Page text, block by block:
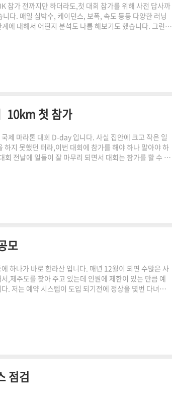
참가 전까지만 하더라도,첫 대회 참가를 위해 사전 답사까
다. 매일 심박수, 케이던스, 보폭, 속도 등등 다양한 러닝
에 대해서 어떤지 분석도 나름 해보기도 했습니다. 그런데
빨리 달리기 위해서 그런건지... 등등 첫 대회 참가 이후
러닝화를 사고 달리기 시작한건 2년 전 쯤인 것으로 기억
넘어가면서 이젠 진짜..
10km 첫 참가
제 마라톤 대회 D-day 입니다. 사실 집안에 크고 작은 일
하지 못했던 터라,이번 대회에 참가를 해야 하나 말아야 하
회 전날에 일들이 잘 마무리 되면서 대회는 참가를 할 수 있
도의 인원이 참가를 하는 대회였고 운동장 주변에 주차할
니다. 대회장안은 주차 공간이 없을 듯 해서 바로 앞에 있
질트레일 행사도 어제부..
모
하나가 바로 한라산 입니다. 매년 12월이 되면 수많은 사
,제주도를 찾아 주고 있는데 인원에 제한이 있는 만큼 예
. 저는 예약 시스템이 도입 되기전에 정상을 몇번 다녀와
는 것을 추천 드립니다. 최근 제주도에서 겨울 관광 활성
자 합니다. 제주도 한라산 설경버스 운행 및 명칭 공모합
도모를 위한 한라산 설경 버스 운행..
점검